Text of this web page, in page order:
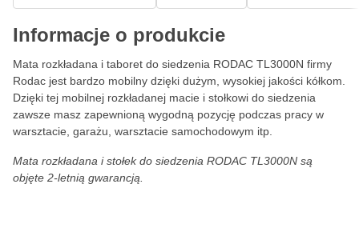
Informacje o produkcie
Mata rozkładana i taboret do siedzenia RODAC TL3000N firmy
Rodac jest bardzo mobilny dzięki dużym, wysokiej jakości kółkom.
Dzięki tej mobilnej rozkładanej macie i stołkowi do siedzenia
zawsze masz zapewnioną wygodną pozycję podczas pracy w
warsztacie, garażu, warsztacie samochodowym itp.
Mata rozkładana i stołek do siedzenia RODAC TL3000N są
objęte 2-letnią gwarancją.